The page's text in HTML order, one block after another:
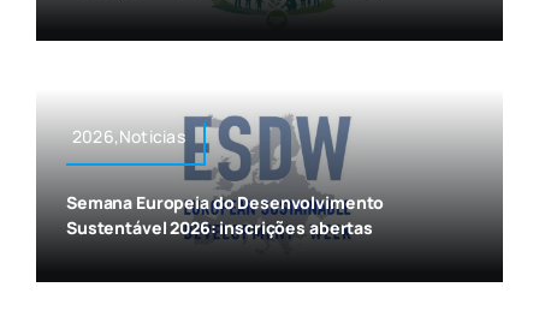
2026,Noticias
Semana Europeia do Desenvolvimento
Sustentável 2026: inscrições abertas